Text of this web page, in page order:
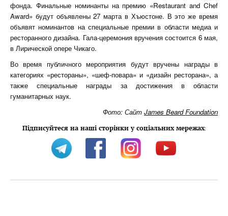
фонда. Финальные номинанты на премию «Restaurant and Chef
Award» будут объявлены 27 марта в Хъюстоне. В это же время
объявят номинантов на специальные премии в области медиа и
ресторанного дизайна. Гала-церемония вручения состоится 6 мая,
в Лирической опере Чикаго.
Во время публичного мероприятия будут вручены награды в
категориях «рестораны», «шеф-повара» и «дизайн ресторана», а
также специальные награды за достижения в области
гуманитарных наук.
Фото: Сайт James Beard Foundation
Підписуйтеся на наші сторінки у соціальних мережах: